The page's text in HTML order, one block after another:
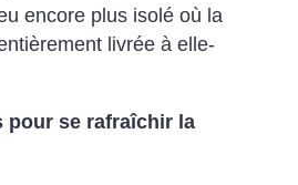
encore plus isolé où la
livrée à elle-
pour se rafraîchir la